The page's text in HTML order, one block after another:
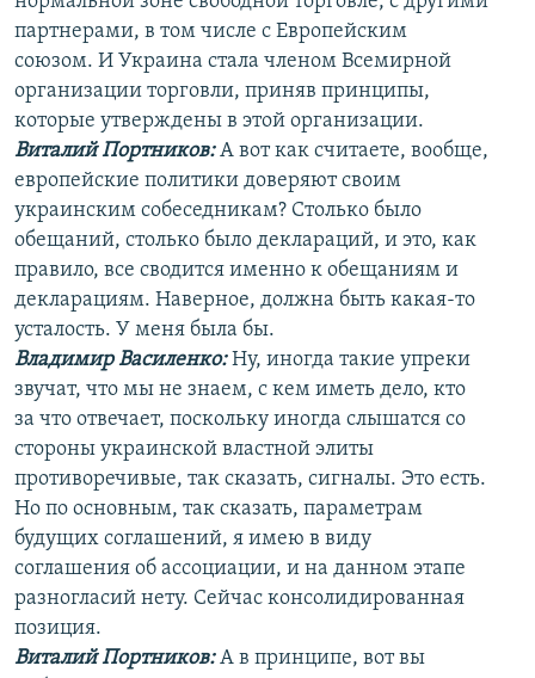
партнерами, в том числе с Европейским
союзом. И Украина стала членом Всемирной
организации торговли, приняв принципы,
которые утверждены в этой организации.
Виталий Портников:А вот как считаете, вообще,
европейские политики доверяют своим
украинским собеседникам? Столько было
обещаний, столько было деклараций, и это, как
правило, все сводится именно к обещаниям и
декларациям. Наверное, должна быть какая-то
усталость. У меня была бы.
Владимир Василенко:Ну, иногда такие упреки
звучат, что мы не знаем, с кем иметь дело, кто
за что отвечает, поскольку иногда слышатся со
стороны украинской властной элиты
противоречивые, так сказать, сигналы. Это есть.
Но по основным, так сказать, параметрам
будущих соглашений, я имею в виду
соглашения об ассоциации, и на данном этапе
разногласий нету. Сейчас консолидированная
позиция.
Виталий Портников:А в принципе, вот вы